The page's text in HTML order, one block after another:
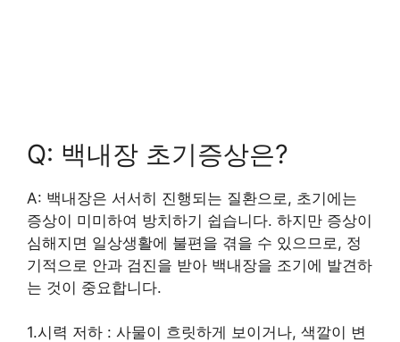
Q: 백내장 초기증상은?
A: 백내장은 서서히 진행되는 질환으로, 초기에는
증상이 미미하여 방치하기 쉽습니다. 하지만 증상이
심해지면 일상생활에 불편을 겪을 수 있으므로, 정
기적으로 안과 검진을 받아 백내장을 조기에 발견하
는 것이 중요합니다.
1.시력 저하 : 사물이 흐릿하게 보이거나, 색깔이 변